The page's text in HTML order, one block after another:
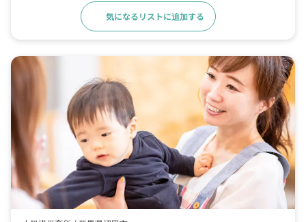
気になるリストに追加する